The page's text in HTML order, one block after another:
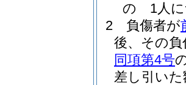
の 1人に
2
負傷者が
後、その
同項第4号
差し引い